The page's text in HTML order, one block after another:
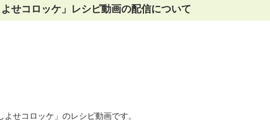
せコロッケ」レシピ動画の配信について
せコロッケ」のレシピ動画です。